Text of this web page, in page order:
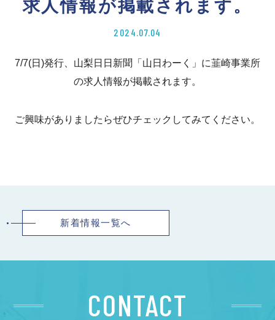
求人情報が掲載されます。
2024.07.04
7/7(日)発行、山梨日日新聞「山日わーく」に韮崎事業所
の求人情報が掲載されます。
ご興味がありましたらぜひチェックしてみてください。
新着情報一覧へ
CONTACT